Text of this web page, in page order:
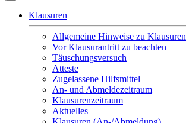
Klausuren
Allgemeine Hinweise zu Klausuren
Vor Klausurantritt zu beachten
Täuschungsversuch
Atteste
Zugelassene Hilfsmittel
An- und Abmeldezeitraum
Klausurenzeitraum
Aktuelles